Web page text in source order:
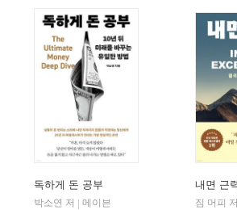
독하게 돈 공부
박소연 저 | 메이븐
내면 근
짐 머피